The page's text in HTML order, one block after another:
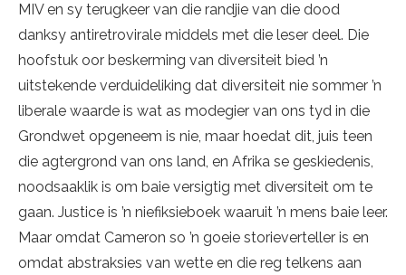
MIV en sy terugkeer van die randjie van die dood
danksy antiretrovirale middels met die leser deel. Die
hoofstuk oor beskerming van diversiteit bied ’n
uitstekende verduideliking dat diversiteit nie sommer ’n
liberale waarde is wat as modegier van ons tyd in die
Grondwet opgeneem is nie, maar hoedat dit, juis teen
die agtergrond van ons land, en Afrika se geskiedenis,
noodsaaklik is om baie versigtig met diversiteit om te
gaan. Justice is ’n niefiksieboek waaruit ’n mens baie leer.
Maar omdat Cameron so ’n goeie storieverteller is en
omdat abstraksies van wette en die reg telkens aan